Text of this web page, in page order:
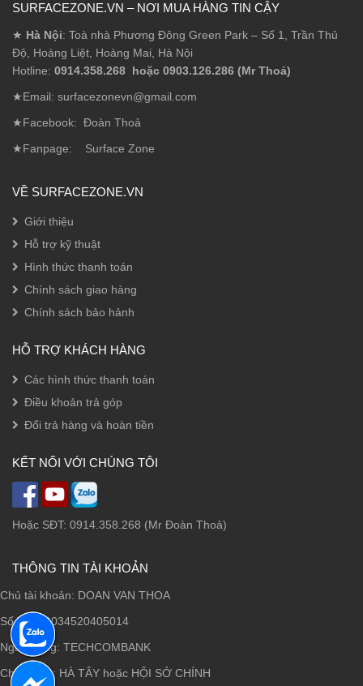
SURFACEZONE.VN – NƠI MUA HÀNG TIN CẬY
★ Hà Nội: Toà nhà Phương Đông Green Park – Số 1, Trần Thủ
Độ, Hoàng Liệt, Hoàng Mai, Hà Nội
Hotline: 0914.358.268 hoặc 0903.126.286 (Mr Thoả)
★Email: surfacezonevn@gmail.com
★Facebook: Đoàn Thoả
★Fanpage: Surface Zone
VỀ SURFACEZONE.VN
Giới thiệu
Hỗ trợ kỹ thuật
Hình thức thanh toán
Chính sách giao hàng
Chính sách bảo hảnh
HỖ TRỢ KHÁCH HÀNG
Các hình thức thanh toán
Điều khoản trả góp
Đổi trả hàng và hoàn tiền
KẾT NỐI VỚI CHÚNG TÔI
Hoặc SĐT: 0914.358.268 (Mr Đoàn Thoả)
THÔNG TIN TÀI KHOẢN
Chủ tài khoản: DOAN VAN THOA
Số TK: 19034520405014
Ngân hàng: TECHCOMBANK
Chi nhánh: HÀ TÂY hoặc HỘI SỞ CHÍNH